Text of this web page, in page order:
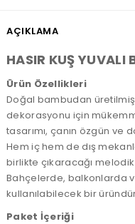
AÇIKLAMA
HASIR KUŞ YUVALI
Ürün Özellikleri
Doğal bambudan
dekorasyonu için
tasarımı, çanın özgün ve
Hem iç hem de dış
birlikte çıkaracağı
Bahçelerde, balkonlarda
kullanılabilecek bir
Paket İçeriği